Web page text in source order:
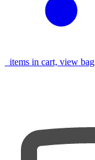
items in cart, view bag